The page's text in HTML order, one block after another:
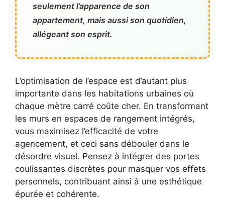
seulement l’apparence de son
appartement, mais aussi son quotidien,
allégeant son esprit.
L’optimisation de l’espace est d’autant plus
importante dans les habitations urbaines où
chaque mètre carré coûte cher. En transformant
les murs en espaces de rangement intégrés,
vous maximisez l’efficacité de votre
agencement, et ceci sans débouler dans le
désordre visuel. Pensez à intégrer des portes
coulissantes discrètes pour masquer vos effets
personnels, contribuant ainsi à une esthétique
épurée et cohérente.